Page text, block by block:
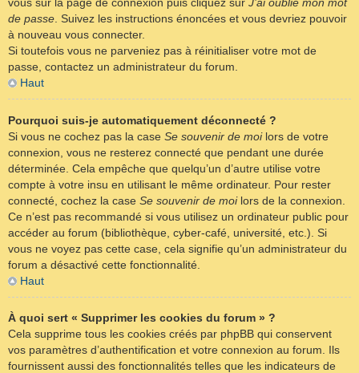
vous sur la page de connexion puis cliquez sur J’ai oublié mon mot
de passe. Suivez les instructions énoncées et vous devriez pouvoir
à nouveau vous connecter.
Si toutefois vous ne parveniez pas à réinitialiser votre mot de
passe, contactez un administrateur du forum.
Haut
Pourquoi suis-je automatiquement déconnecté ?
Si vous ne cochez pas la case Se souvenir de moilors de votre
connexion, vous ne resterez connecté que pendant une durée
déterminée. Cela empêche que quelqu’un d’autre utilise votre
compte à votre insu en utilisant le même ordinateur. Pour rester
connecté, cochez la case Se souvenir de moilors de la connexion.
Ce n’est pas recommandé si vous utilisez un ordinateur public pour
accéder au forum (bibliothèque, cyber-café, université, etc.). Si
vous ne voyez pas cette case, cela signifie qu’un administrateur du
forum a désactivé cette fonctionnalité.
Haut
À quoi sert « Supprimer les cookies du forum » ?
Cela supprime tous les cookies créés par phpBB qui conservent
vos paramètres d’authentification et votre connexion au forum. Ils
fournissent aussi des fonctionnalités telles que les indicateurs de